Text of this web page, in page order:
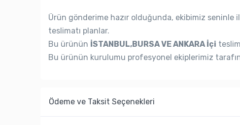
Ürün gönderime hazır olduğunda, ekibimiz
teslimatı planlar.
Bu ürünün İSTANBUL,BURSA VE ANKARA İçi
Bu ürünün kurulumu profesyonel ekiplerimiz
Ödeme ve Taksit Seçenekleri